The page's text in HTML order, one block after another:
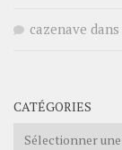
cazenave dans
CATÉGORIES
Catégories